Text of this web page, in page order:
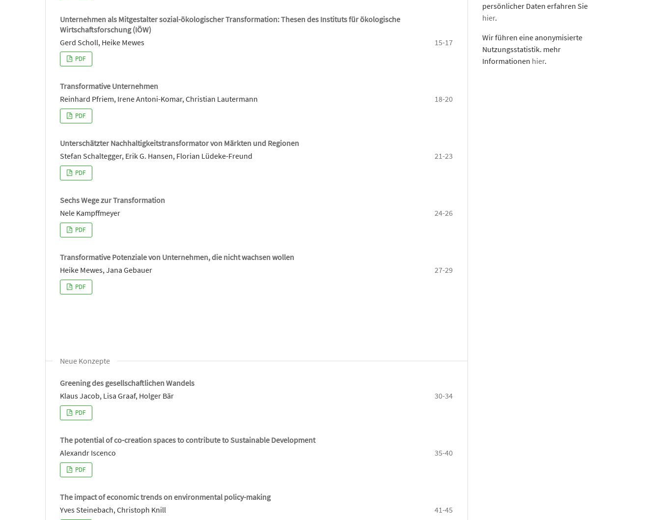
Unternehmen als Mitgestalter sozial-ökologischer Transformation: Thesen des Instituts für ökologische
Wirtschaftsforschung (IÖW)
Gerd Scholl, Heike Mewes
15-17
PDF
Transformative Unternehmen
Reinhard Pfriem, Irene Antoni-Komar, Christian Lautermann
18-20
PDF
Unterschätzter Nachhaltigkeitstransformator von Märkten und Regionen
Stefan Schaltegger, Erik G. Hansen, Florian Lüdeke-Freund
21-23
PDF
Sechs Wege zur Transformation
Nele Kampffmeyer
24-26
PDF
Transformative Potenziale von Unternehmen, die nicht wachsen wollen
Heike Mewes, Jana Gebauer
27-29
PDF
Neue Konzepte
Greening des gesellschaftlichen Wandels
Klaus Jacob, Lisa Graaf, Holger Bär
30-34
PDF
The potential of co-creation spaces to contribute to Sustainable Development
Alexandr Iscenco
35-40
PDF
The impact of economic trends on environmental policy-making
Yves Steinebach, Christoph Knill
41-45
persönlicher Daten erfahren Sie
hier.
Wir führen eine anonymisierte
Nutzungsstatistik. mehr
Informationen hier.